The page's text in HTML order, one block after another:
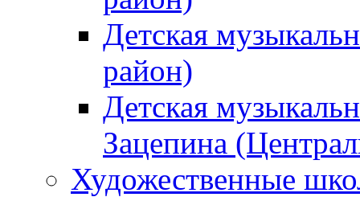
Детская
район)
Детская
Зацепина
Художественные